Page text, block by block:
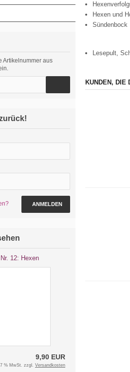
Hexen und
Sündenbock
Lesepult,
KUNDEN, DIE
Artikelnummer aus
ANMELDEN
12: Hexen
9,90 EUR
% MwSt. zzgl. Versandkosten